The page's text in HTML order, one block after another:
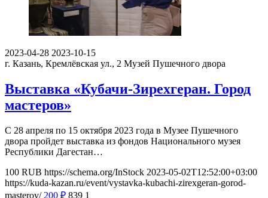
2023-04-28 2023-10-15
г. Казань, Кремлёвская ул., 2 Музей Пушечного двора
Выставка «Кубачи-Зирехгеран. Город
мастеров»
С 28 апреля по 15 октября 2023 года в Музее Пушечного
двора пройдет выставка из фондов Национального музея
Республики Дагестан…
100 RUB https://schema.org/InStock 2023-05-02T12:52:00+03:00
https://kuda-kazan.ru/event/vystavka-kubachi-zirexgeran-gorod-
masterov/ 200 ₽ 839 1